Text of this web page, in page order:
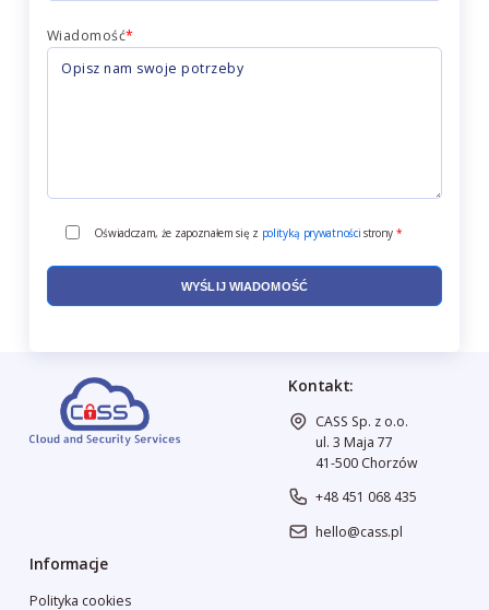
Wiadomość*
Oświadczam, że zapoznałem się z polityką prywatności strony *
Kontakt:
CASS Sp. z o.o.
ul. 3 Maja 77
41-500 Chorzów
+48 451 068 435
hello@cass.pl
Informacje
Polityka cookies